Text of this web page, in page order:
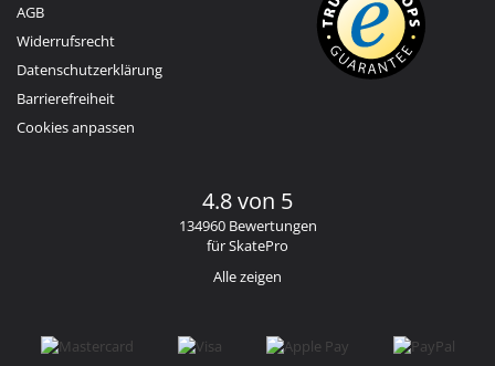
AGB
Widerrufsrecht
Datenschutzerklärung
Barrierefreiheit
Cookies anpassen
4.8 von 5
134960 Bewertungen
für SkatePro
Alle zeigen